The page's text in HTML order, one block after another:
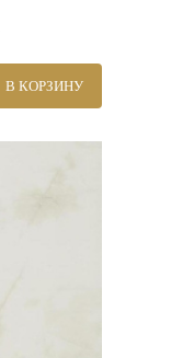
В КОРЗИНУ